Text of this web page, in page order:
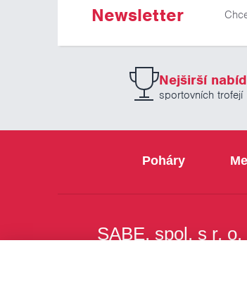
Newsletter
Nejširší
sportovních trofejí
Poháry
SABE, spol. s r. o.